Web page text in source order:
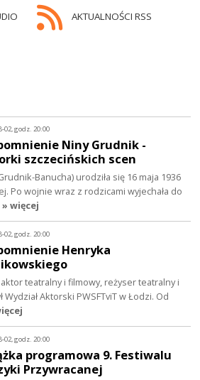
AKTUALNOŚCI RSS
02, godz. 20:00
Niny Grudnik -
szczecińskich scen
Banucha) urodziła się 16 maja 1936
Po wojnie wraz z rodzicami wyjechała do
» więcej
02, godz. 20:00
Henryka
teatralny i filmowy, reżyser teatralny i
Aktorski PWSFTviT w Łodzi. Od
02, godz. 20:00
programowa 9. Festiwalu
Przywracanej